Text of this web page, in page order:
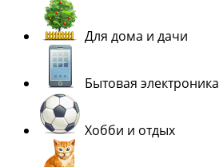
Для дома и дачи
Бытовая электроника
Хобби и отдых